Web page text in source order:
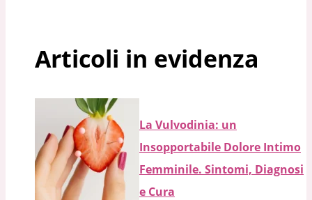
Articoli in evidenza
La Vulvodinia: un
Insopportabile Dolore Intimo
Femminile. Sintomi, Diagnosi
e Cura